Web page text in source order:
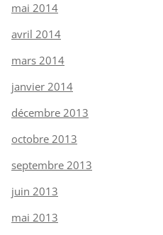
mai 2014
avril 2014
mars 2014
janvier 2014
décembre 2013
octobre 2013
septembre 2013
juin 2013
mai 2013